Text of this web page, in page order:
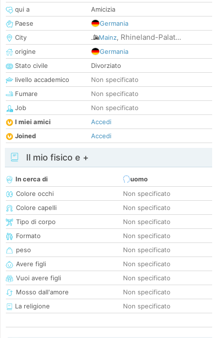
qui a
Amicizia
Paese
Germania
City
Mainz, Rhineland-Palat...
origine
Germania
Stato civile
Divorziato
livello accademico
Non specificato
Fumare
Non specificato
Job
Non specificato
I miei amici
Accedi
Joined
Accedi
Il mio fisico e +
In cerca di
uomo
Colore occhi
Non specificato
Colore capelli
Non specificato
Tipo di corpo
Non specificato
Formato
Non specificato
peso
Non specificato
Avere figli
Non specificato
Vuoi avere figli
Non specificato
Mosso dall'amore
Non specificato
La religione
Non specificato